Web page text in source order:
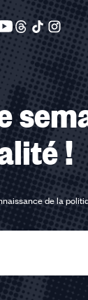
!
de la